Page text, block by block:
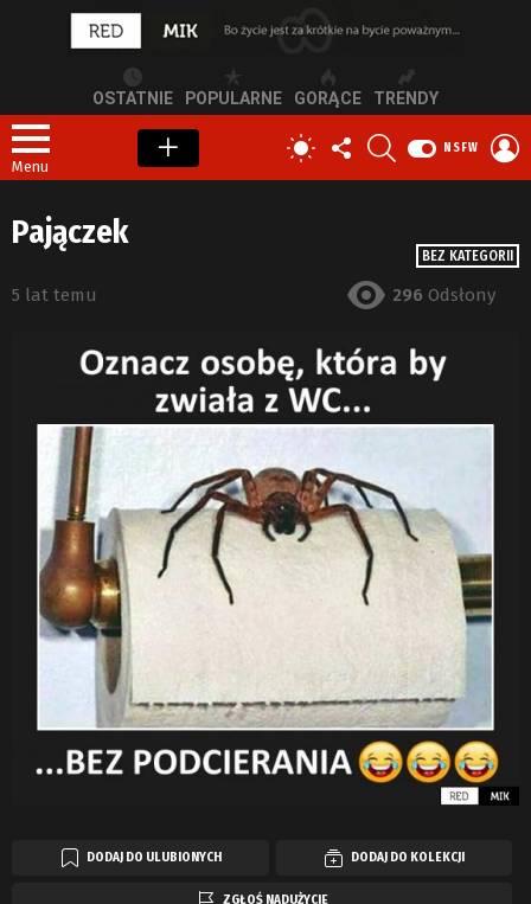
OSTATNIE POPULARNE GORĄCE TRENDY
Menu
PRZEŁĄCZ
SKÓRKĘ
OBSERWUJ
NAS
NSFW
BEZ KATEGORII
Pajączek
5 lat temu 296 Odsłony
DODAJ DO ULUBIONYCH DODAJ DO KOLEKCJI
ZGŁOŚ NADUŻYCIE